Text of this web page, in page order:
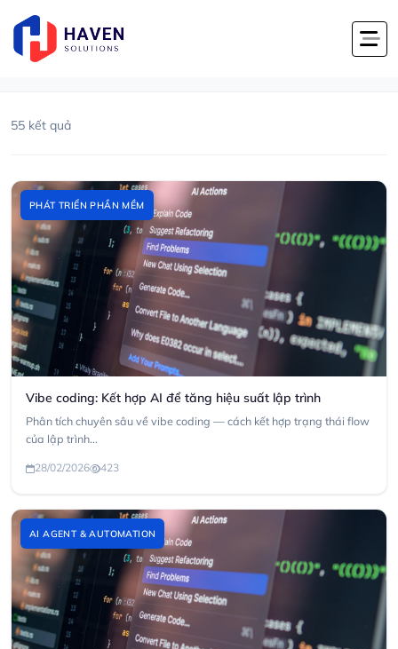
Trang chủ
#vibe coding
55 kết quả
PHÁT TRIỂN PHẦN MỀM
Vibe coding: Kết hợp AI để tăng hiệu suất lập trình
Phân tích chuyên sâu về vibe coding — cách kết hợp trạng thái flow
của lập trình...
28/02/2026 423
AI AGENT & AUTOMATION